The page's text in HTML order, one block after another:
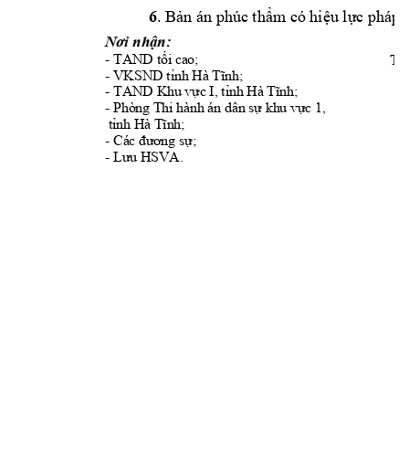
6. Bản n phc thm có hiệu lực php
Nơi nhận:
- TAND tối cao;
- VKSND tnh Hà Tnh;
- TAND Khu vực I, tnh Hà Tnh;
- Phòng Thi hành án dân sự khu vực 1,
tnh Hà Tnh;
- Cc đương sự;
- Lưu HSVA.